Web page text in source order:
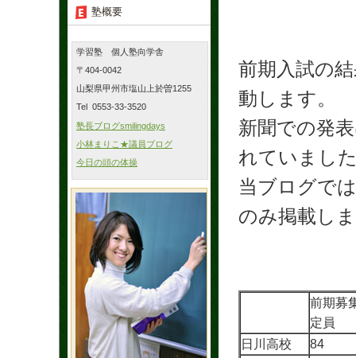
前期入試の
動します。
新聞での発
れていまし
当ブログで
のみ掲載し
前期募
定員
日川高校
84
塾概要
学習塾 個人塾向学舎
〒404-0042
山梨県甲州市塩山上於曽1255
Tel 0553-33-3520
塾長ブログsmilingdays
小林まりこ★議員ブログ
今日の頭の体操